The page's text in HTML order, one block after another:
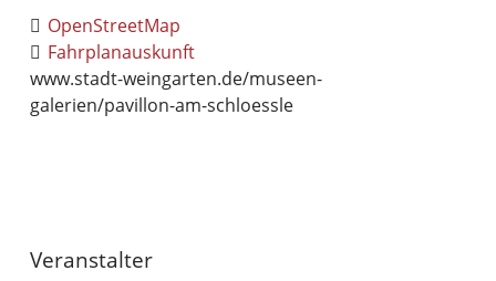
OpenStreetMap
Fahrplanauskunft
www.stadt-weingarten.de/museen-
galerien/pavillon-am-schloessle
Veranstalter